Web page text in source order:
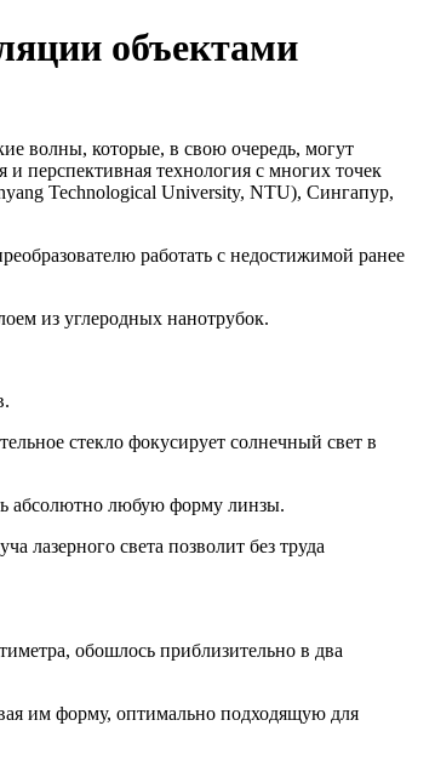
объектами
волны, которые, в свою очередь, могут
перспективная технология с многих точек
Technological University, NTU), Сингапур,
работать с недостижимой ранее
из углеродных нанотрубок.
стекло фокусирует солнечный свет в
абсолютно любую форму линзы.
лазерного света позволит без труда
обошлось приблизительно в два
им форму, оптимально подходящую для